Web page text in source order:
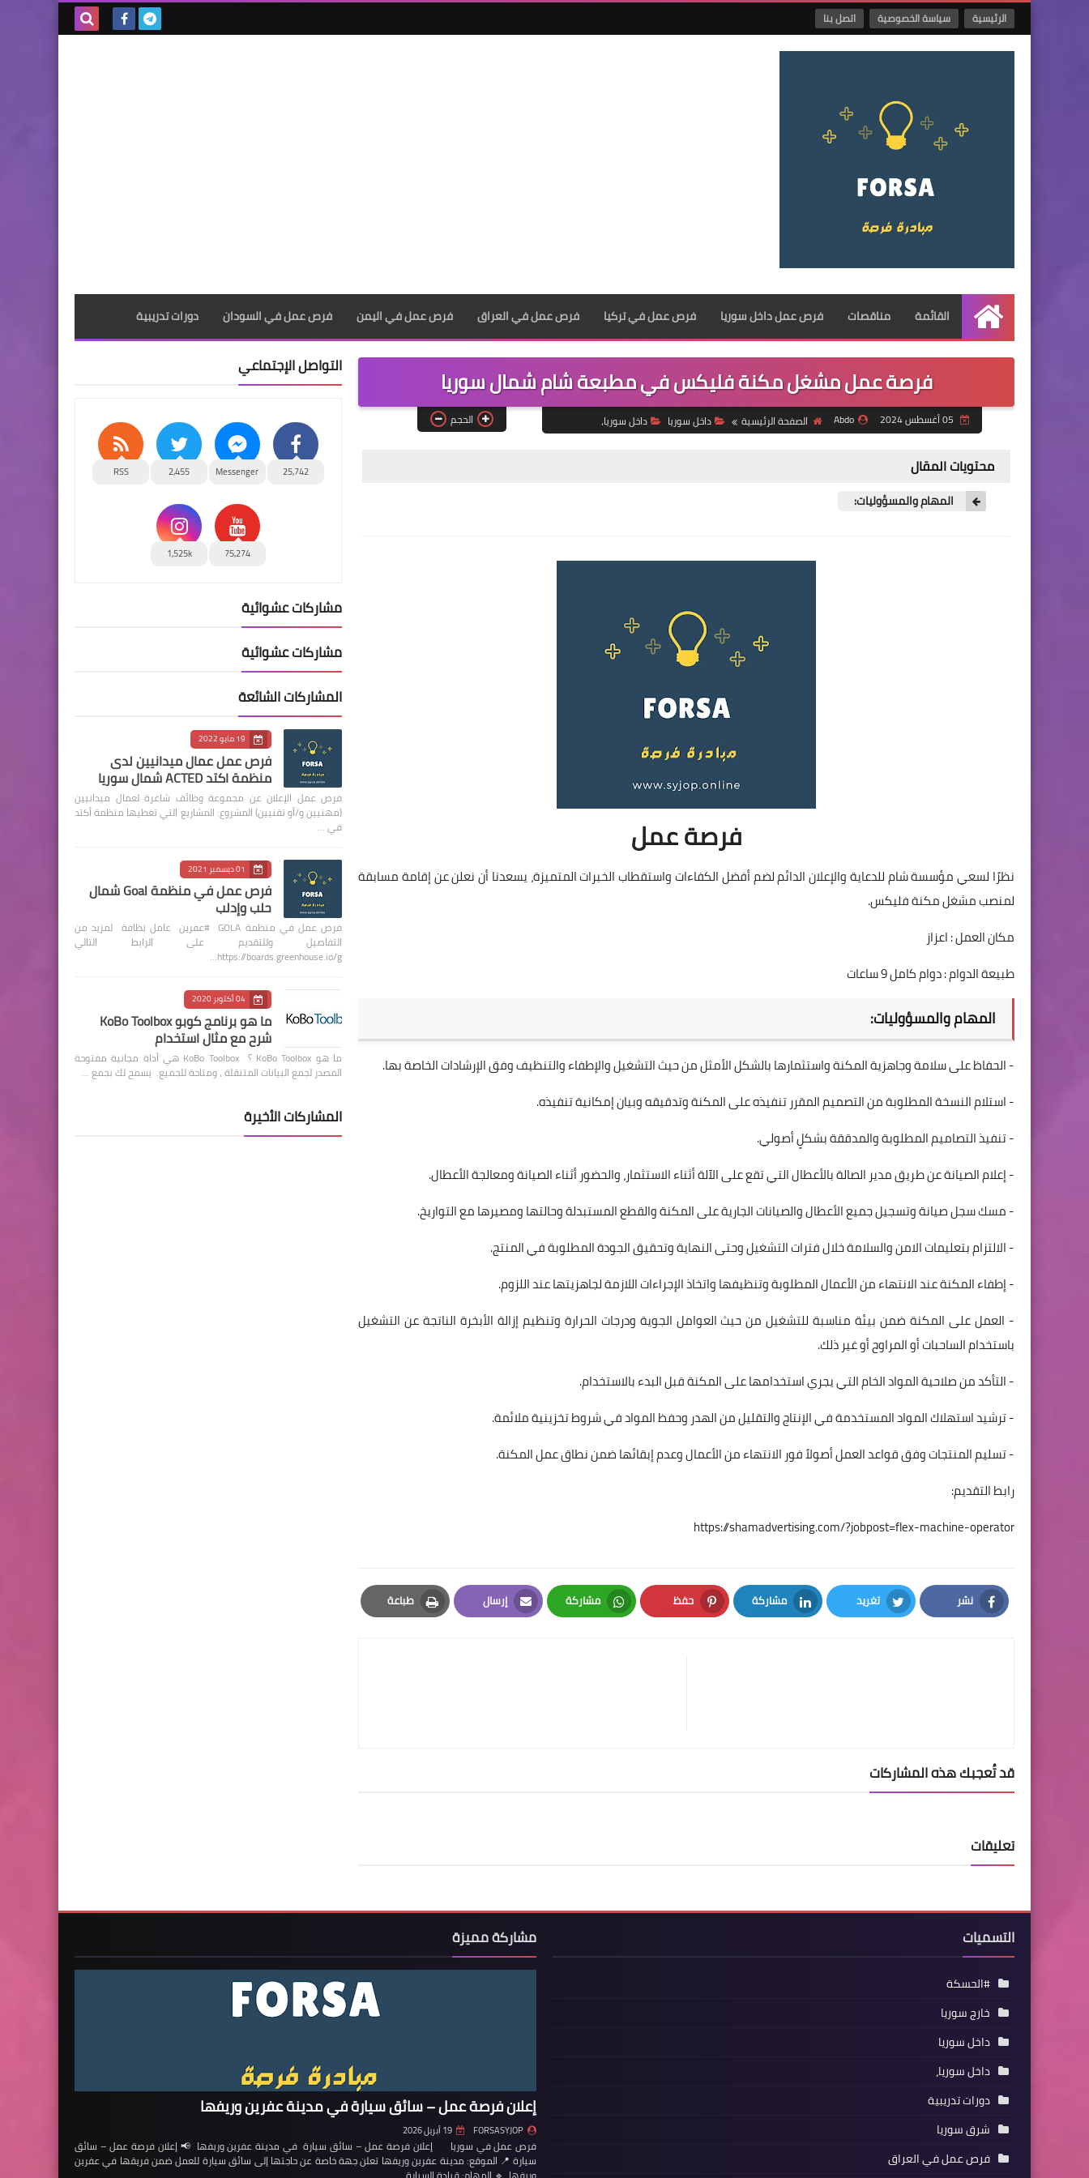
الرئيسية سياسة الخصوصية اتصل بنا
الرئيسية
القائمة مناقصات فرص عمل داخل سوريا فرص عمل في تركيا فرص عمل في العراق فرص عمل في اليمن فرص عمل في السودان دورات تدريبية
فرصة عمل مشغل مكنة فليكس في مطبعة شام شمال سوريا
Abdo الصفحة الرئيسية داخل سوريا داخل سوريا، الحجم
محتويات المقال
المهام والمسؤوليات:
فرصة عمل
نظرًا لسعي مؤسسة شام للدعاية والإعلان الدائم لضم أفضل الكفاءات واستقطاب الخبرات المتميزة، يسعدنا أن نعلن عن إقامة مسابقة
لمنصب مشغل مكنة فليكس.
مكان العمل : اعزاز
طبيعة الدوام : دوام كامل 9 ساعات
المهام والمسؤوليات:
- الحفاظ على سلامة وجاهزية المكنة واستثمارها بالشكل الأمثل من حيث التشغيل والإطفاء والتنظيف وفق الإرشادات الخاصة بها.
- استلام النسخة المطلوبة من التصميم المقرر تنفيذه على المكنة وتدقيقه وبيان إمكانية تنفيذه.
- تنفيذ التصاميم المطلوبة والمدققة بشكلٍ أصولي.
- إعلام الصيانة عن طريق مدير الصالة بالأعطال التي تقع على الآلة أثناء الاستثمار، والحضور أثناء الصيانة ومعالجة الأعطال.
- مسك سجل صيانة وتسجيل جميع الأعطال والصيانات الجارية على المكنة والقطع المستبدلة وحالتها ومصيرها مع التواريخ.
- الالتزام بتعليمات الامن والسلامة خلال فترات التشغيل وحتى النهاية وتحقيق الجودة المطلوبة في المنتج.
- إطفاء المكنة عند الانتهاء من الأعمال المطلوبة وتنظيفها واتخاذ الإجراءات اللازمة لجاهزيتها عند اللزوم.
- العمل على المكنة ضمن بيئة مناسبة للتشغيل من حيث العوامل الجوية ودرجات الحرارة وتنظيم إزالة الأبخرة الناتجة عن التشغيل
باستخدام الساحبات أو المراوح أو غير ذلك.
- التأكد من صلاحية المواد الخام التي يجري استخدامها على المكنة قبل البدء بالاستخدام.
- ترشيد استهلاك المواد المستخدمة في الإنتاج والتقليل من الهدر وحفظ المواد في شروط تخزينية ملائمة.
- تسليم المنتجات وفق قواعد العمل أصولاً فور الانتهاء من الأعمال وعدم إبقائها ضمن نطاق عمل المكنة.
رابط التقديم:
https://shamadvertising.com/?jobpost=flex-machine-operator
نشر
Facebook
تغريد
Twitter
مشاركة
LinkedIn
حفظ
Pinterest
مشاركة
Whatsapp
إرسال
Email
طباعة
Print
قد تُعجبك هذه المشاركات
تعليقات
التواصل الإجتماعي
25,742
Messenger
2,455
RSS
75,274
1,525k
مشاركات عشوائية
مشاركات عشوائية
المشاركات الشائعة
19 مايو 2022
فرص عمل عمال ميدانيين لدى
منظمة اكتد ACTED شمال سوريا
فرص عمل الإعلان عن مجموعة وظائف شاغرة لعمال ميدانيين
(مهنيين و/أو تقنيين) المشروع: المشاريع التي تغطيها منظمة أكتد
في …
01 ديسمبر 2021
فرص عمل في منظمة Goal شمال
حلب وإدلب
فرص عمل في منظمة GOLA #عفرين عامل نظافة لمزيد من
التفاصيل وللتقديم على الرابط التالي
https://boards.greenhouse.io/g…
04 أكتوبر 2020
ما هو برنامج كوبو KoBo Toolbox
شرح مع مثال استخدام
ما هو KoBo Toolbox ؟ KoBo Toolbox هي أداة مجانية مفتوحة
المصدر لجمع البيانات المتنقلة ، ومتاحة للجميع. يسمح لك بجمع …
المشاركات الأخيرة
التسميات
#الحسكة
خارج سوريا
داخل سوريا
داخل سوريا،
دورات تدريبية
شرق سوريا
فرص عمل في العراق
مشاركة مميزة
إعلان فرصة عمل – سائق سيارة في مدينة عفرين وريفها
FORSASYJOP 19 أبريل 2026
فرص عمل في سوريا إعلان فرصة عمل – سائق سيارة في مدينة عفرين وريفها 📢 إعلان فرصة عمل – سائق
سيارة 📍 الموقع: مدينة عفرين وريفها تعلن جهة خاصة عن حاجتها إلى سائق سيارة للعمل ضمن فريقها في عفرين